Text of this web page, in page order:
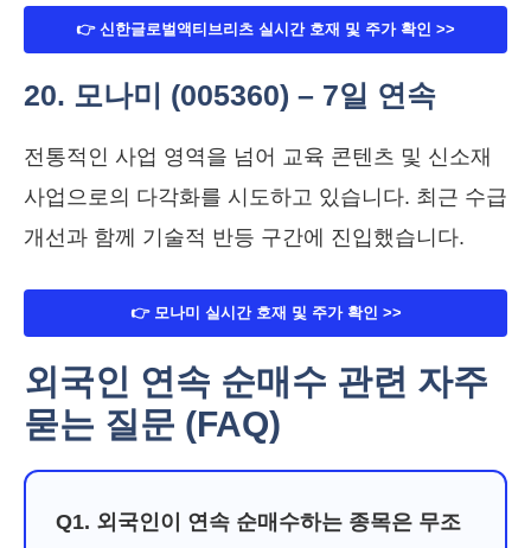
👉 신한글로벌액티브리츠 실시간 호재 및 주가 확인 >>
20. 모나미 (005360) – 7일 연속
전통적인 사업 영역을 넘어 교육 콘텐츠 및 신소재
사업으로의 다각화를 시도하고 있습니다. 최근 수급
개선과 함께 기술적 반등 구간에 진입했습니다.
👉 모나미 실시간 호재 및 주가 확인 >>
외국인 연속 순매수 관련 자주
묻는 질문 (FAQ)
Q1. 외국인이 연속 순매수하는 종목은 무조